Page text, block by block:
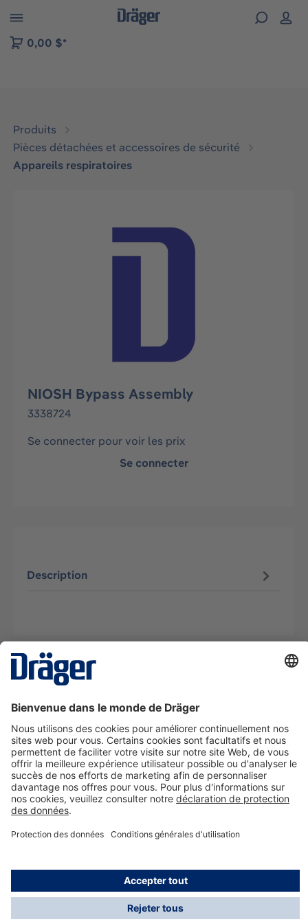
to B2B platform navigation
0,00 $*
Produits
Pièces détachées et accessoires de sécurité
Appareils respiratoires
Ignorer la galerie d'images
NIOSH Bypass Assembly
3338724
Se connecter pour voir les prix
Se connecter
Description
La technologie
Nous contacter
A propos de Dräger
Informations
*Les taxes et les frais d'expédition ne sont pas inclus
dans les prix indiqués, sauf mention contraire. Des frais